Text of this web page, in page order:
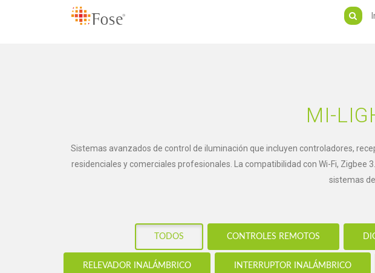
MI-
Sistemas avanzados de control de iluminación que incluyen controladores,
residenciales y comerciales profesionales. La compatibilidad con Wi-Fi, Zigbee
sistemas
TODOS CONTROLES REMOTOS
RELEVADOR INALÁMBRICO INTERRUPTOR INALÁMBRICO